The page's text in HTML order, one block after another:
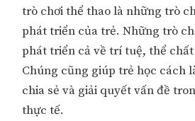
trò chơi thể thao là những trò
phát triển của trẻ. Những trò
phát triển cả về trí tuệ, thể
Chúng cũng giúp trẻ học cách
chia sẻ và giải quyết vấn đề
thực tế.